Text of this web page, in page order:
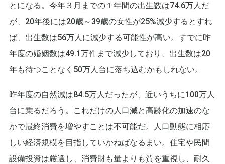
とになる。今年３月までの１年間の出生数は74.6万人だ
が、20年後には20歳～39歳の女性が25%減少するとすれ
ば、出生数は56万人に減少する可能性が高い。すでに昨
年度の婚姻数は49.1万件まで減少しており、出生数は20
年も待つことなく50万人台に落ち込むかもしれない。
昨年度の自然減は84.5万人だったが、近いうちに100万人
台に乗るだろう。これだけの人口減と高齢化の加速のな
かで最終消費を増やすことは不可能だ。人口動態に相応
しい経済規模を目指していかねばなるまい。住宅や民間
設備投資は厳選し、消費財も量よりも質を重視し、耐久